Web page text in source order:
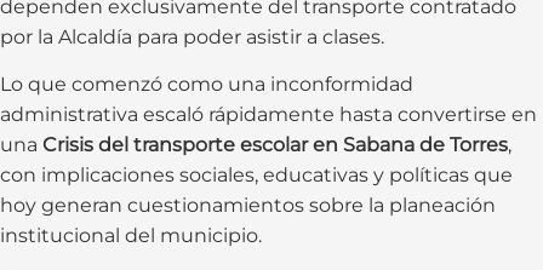
dependen exclusivamente del transporte contratado
por la Alcaldía para poder asistir a clases.
Lo que comenzó como una inconformidad
administrativa escaló rápidamente hasta convertirse en
una Crisis del transporte escolar en Sabana de Torres,
con implicaciones sociales, educativas y políticas que
hoy generan cuestionamientos sobre la planeación
institucional del municipio.